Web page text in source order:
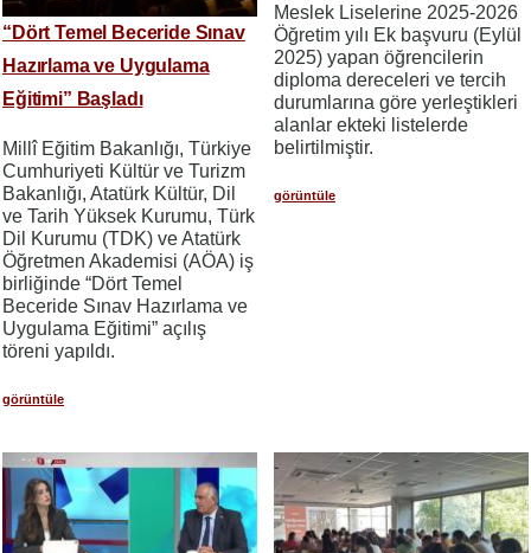
“Dört Temel Beceride Sınav
Hazırlama ve Uygulama
Eğitimi” Başladı
Millî Eğitim Bakanlığı, Türkiye
Cumhuriyeti Kültür ve Turizm
Bakanlığı, Atatürk Kültür, Dil
ve Tarih Yüksek Kurumu, Türk
Dil Kurumu (TDK) ve Atatürk
Öğretmen Akademisi (AÖA) iş
birliğinde “Dört Temel
Beceride Sınav Hazırlama ve
Uygulama Eğitimi” açılış
töreni yapıldı.
görüntüle
Meslek Liselerine 2025-2026
Öğretim yılı Ek başvuru (Eylül
2025) yapan öğrencilerin
diploma dereceleri ve tercih
durumlarına göre yerleştikleri
alanlar ekteki listelerde
belirtilmiştir.
görüntüle